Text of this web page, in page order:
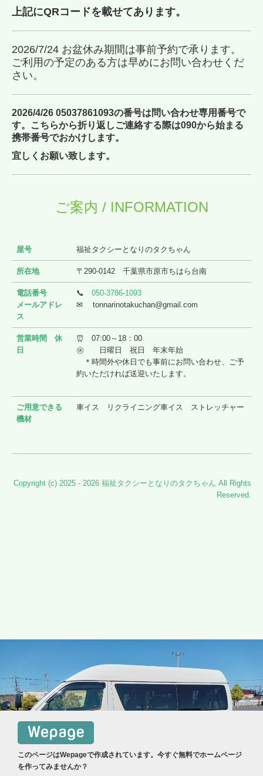
上記にQRコードを載せてあります。
2026/7/24 お盆休み期間は事前予約で承ります。
ご利用の予定のある方は早めにお問い合わせくだ
さい。
2026/4/26 05037861093の番号は問い合わせ専用番号で
す。こちらから折り返しご連絡する際は090から始まる
携帯番号でおかけします。
宜しくお願い致します。
ご案内 / INFORMATION
屋号 福祉タクシーとなりのタクちゃん
所在地 〒290-0142 千葉県市原市ちはら台南
電話番号
メールアドレ
ス
📞 050-3786-1093
✉ tonnarinotakuchan@gmail.com
営業時間 休
日
⏰ 07:00～18：00
㊡ 日曜日 祝日 年末年始
＊時間外や休日でも事前にお問い合わせ、ご予
約いただければ送迎いたします。
ご用意できる
機材
車イス リクライニング車イス ストレッチャー
Copyright (c) 2025 - 2026 福祉タクシーとなりのタクちゃん All Rights
Reserved.
このページはWepageで作成されています。今すぐ無料でホームページ
を作ってみませんか？